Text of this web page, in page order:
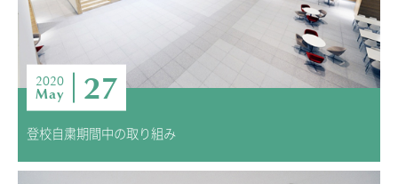
2020
May 27
登校自粛期間中の取り組み